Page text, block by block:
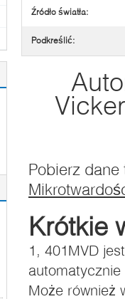
Źródło światła:
Podkreślić:
Pobierz dane
Krótkie
1, 401MVD
Może również